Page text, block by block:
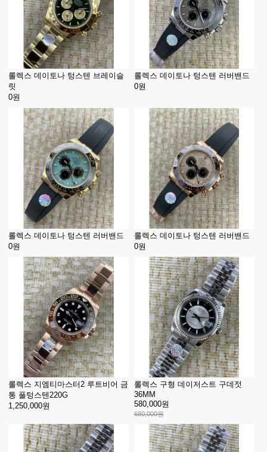
롤렉스 데이토나 텅스텐 브레이슬
릿
0원
롤렉스 데이토나 텅스텐 러버밴드
0원
롤렉스 데이토나 텅스텐 러버밴드
0원
롤렉스 데이토나 텅스텐 러버밴드
0원
롤렉스 지엠티마스터2 루트비어 금
통 풀텅스텐220G
1,250,000원
롤렉스 구형 데이저스트 구데젓
36MM
580,000원
680,000원